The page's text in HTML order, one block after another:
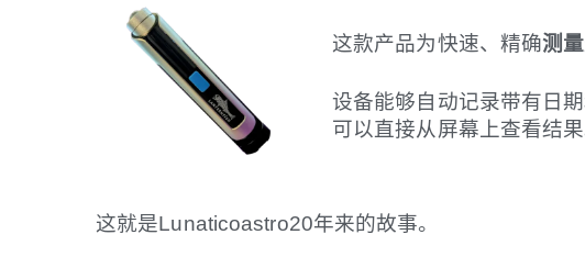
这款产品为快速、精确测
设备能够自动记录带有日
可以直接从屏幕上查看结果
这就是Lunaticoastro20年来的故事。